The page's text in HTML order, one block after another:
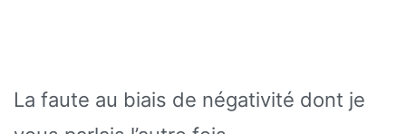
La faute au biais de négativité dont je